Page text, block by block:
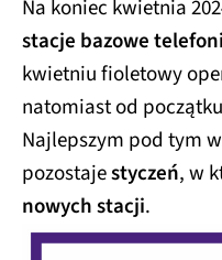
Na koniec kwietnia
stacje bazowe
kwietniu fioletowy
natomiast od
Najlepszym pod tym
pozostajestyczeń, w
nowych stacji.